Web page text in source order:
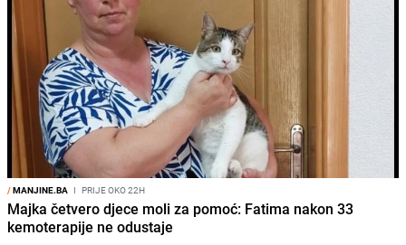
/MANJINE.BA I PRIJE OKO 22H
Majka četvero djece moli za pomoć: Fatima nakon 33
kemoterapije ne odustaje